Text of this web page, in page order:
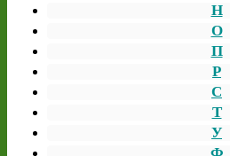
Н
О
П
Р
С
Т
У